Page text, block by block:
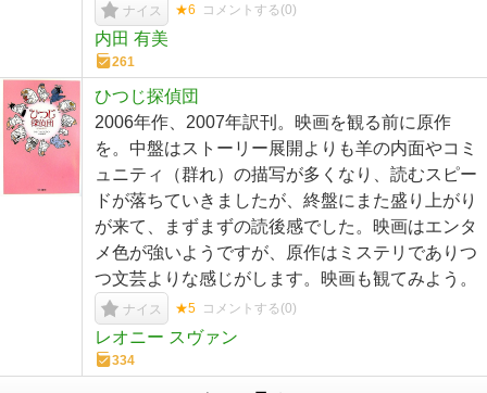
ナイス ★6 コメントする(0)
内田 有美
261
ひつじ探偵団
2006年作、2007年訳刊。映画を観る前に原作
を。中盤はストーリー展開よりも羊の内面やコミ
ュニティ（群れ）の描写が多くなり、読むスピー
ドが落ちていきましたが、終盤にまた盛り上がり
が来て、まずまずの読後感でした。映画はエンタ
メ色が強いようですが、原作はミステリでありつ
つ文芸よりな感じがします。映画も観てみよう。
ナイス ★5 コメントする(0)
レオニー スヴァン
334